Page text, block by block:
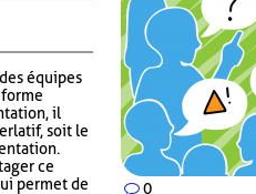
0
équipes
il
soit le
ce
permet de